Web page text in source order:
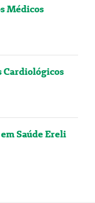
Médicos
Cardiológicos
Saúde Ereli